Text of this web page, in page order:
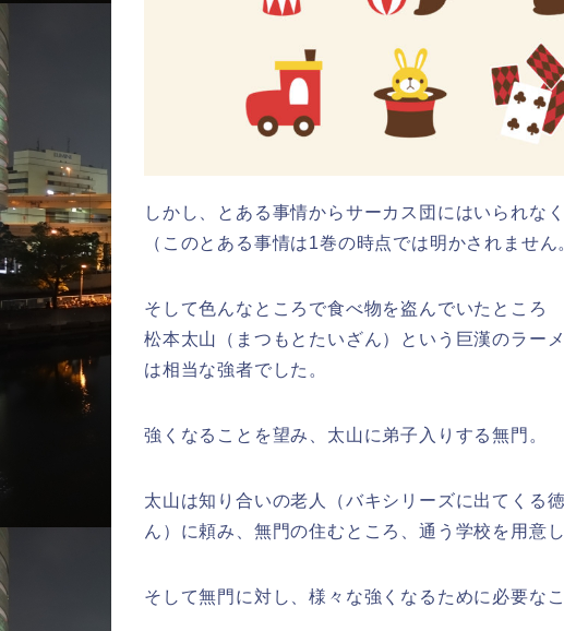
しかし、とある事情からサーカス団にはいられな
（このとある事情は1巻の時点では明かされません
そして色んなところで食べ物を盗んでいたところ
松本太山（まつもとたいざん）という巨漢のラー
は相当な強者でした。
強くなることを望み、太山に弟子入りする無門。
太山は知り合いの老人（バキシリーズに出てくる
ん）に頼み、無門の住むところ、通う学校を用意
そして無門に対し、様々な強くなるために必要な